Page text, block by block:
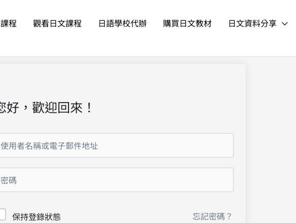
程 觀看日文課程 日語學校代辦 購買日文教材
日文資料分享
好，歡迎回來！
保持登錄狀態 忘記密碼？